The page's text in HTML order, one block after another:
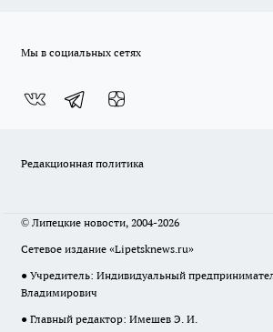
Мы в социальных сетях
Редакционная политика
© Липецкие новости, 2004-2026
Сетевое издание «Lipetsknews.ru»
● Учредитель: Индивидуальный
Владимирович
● Главный редактор: Имешев Э. И.